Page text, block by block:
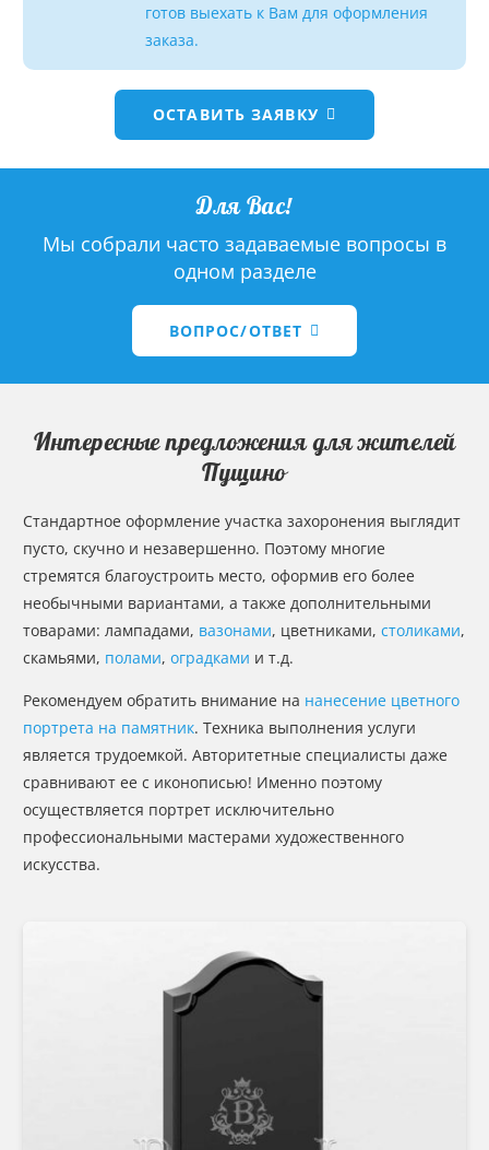
готов выехать к Вам для оформления
заказа.
ОСТАВИТЬ ЗАЯВКУ
Для Вас!
Мы собрали часто задаваемые вопросы в
одном разделе
ВОПРОС/ОТВЕТ
Интересные предложения для жителей
Пущино
Стандартное оформление участка захоронения выглядит
пусто, скучно и незавершенно. Поэтому многие
стремятся благоустроить место, оформив его более
необычными вариантами, а также дополнительными
товарами: лампадами, вазонами, цветниками, столиками,
скамьями, полами, оградками и т.д.
Рекомендуем обратить внимание на нанесение цветного
портрета на памятник. Техника выполнения услуги
является трудоемкой. Авторитетные специалисты даже
сравнивают ее с иконописью! Именно поэтому
осуществляется портрет исключительно
профессиональными мастерами художественного
искусства.